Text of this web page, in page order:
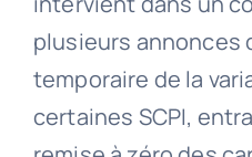
plusieurs annonces
temporaire de la
certaines SCPI,